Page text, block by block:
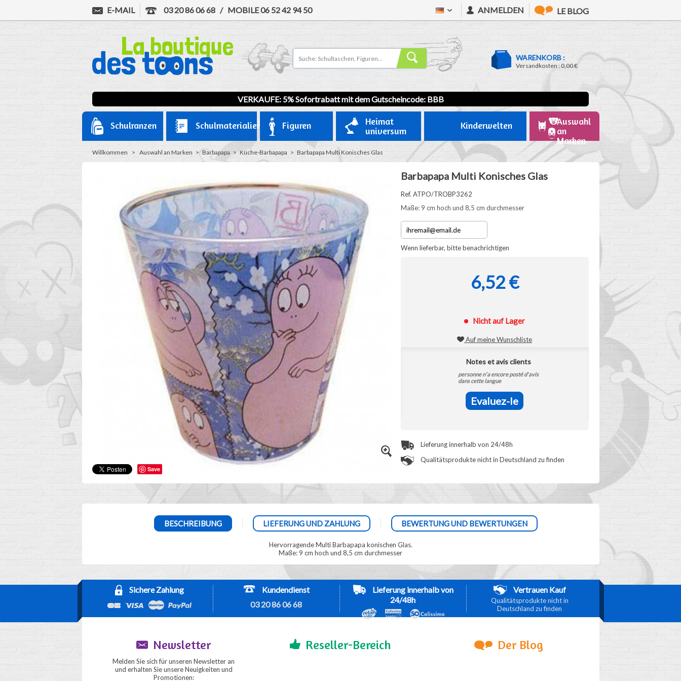
E-MAIL 03 20 86 06 68 / MOBILE06 52 42 94 50 ANMELDEN LE BLOG
WARENKORB :
Versandkosten :0,00 €
VERKAUFE: 5% Sofortrabatt mit dem Gutscheincode: BBB
Schulranzen Schulmaterialien Figuren
Heimat
universum
Kinderwelten
Auswahl
an
Marken
Willkommen > Auswahl an Marken > Barbapapa > Küche-Barbapapa > Barbapapa Multi Konisches Glas
Save
Barbapapa Multi Konisches Glas
Ref. ATPO/TROBP3262
Maße: 9 cm hoch und 8,5 cm durchmesser
Wenn lieferbar, bitte benachrichtigen
6,52 €
Nicht auf Lager
Auf meine Wunschliste
Notes et avis clients
personne n'a encore posté d'avis
dans cette langue
Evaluez-le
Lieferung innerhalb von 24/48h
Qualitätsprodukte nicht in Deutschland zu finden
BESCHREIBUNG LIEFERUNG UND ZAHLUNG BEWERTUNG UND BEWERTUNGEN
Hervorragende Multi Barbapapa konischen Glas.
Maße: 9 cm hoch und 8,5 cm durchmesser
Sichere Zahlung
Kundendienst
03 20 86 06 68
Lieferung innerhalb von
24/48h
Vertrauen Kauf
Qualitätsprodukte nicht in
Deutschland zu finden
Newsletter
Melden Sie sich für unseren Newsletter an
und erhalten Sie unsere Neuigkeiten und
Promotionen:
Reseller-Bereich Der Blog